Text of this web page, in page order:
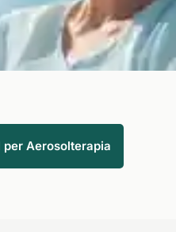
potete prenotare
più belle regioni curative
e interessanti vantaggi
Aerosolterapia